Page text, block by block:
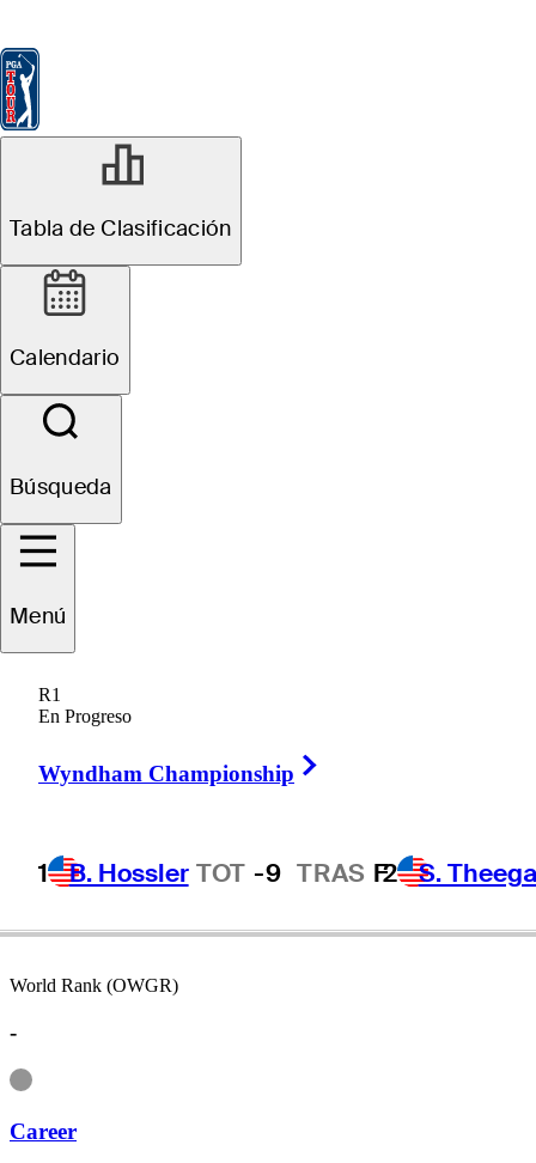
Tabla de Clasificación
Calendario
Búsqueda
Menú
R1
En Progreso
Wyndham Championship
1 B. Hossler TOT -9 TRAS F2 S.
Denny
UNITED STATES
World Rank (OWGR)
-
Information
Career